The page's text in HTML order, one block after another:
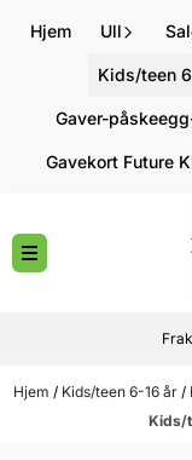
Hopp til innhold
Hjem Ull
Kids/teen
Gaver-
Gavekort Future
Hjem / Kids/teen 6-16 år /
Kids/